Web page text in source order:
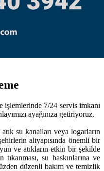
işlemlerinde 7/24 servis imkanı
ayağınıza getiriyoruz.
su kanalları veya logarların
altyapısında önemli bir
ve atıkların etkin bir şekilde
su baskınlarına ve
düzenli bakım ve temizlik